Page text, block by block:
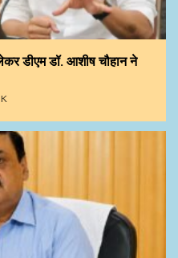
डीएम डॉ. आशीष चौहान ने